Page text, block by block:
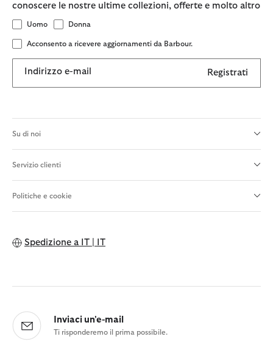
conoscere le nostre ultime collezioni, offerte e molto altro
Uomo Donna
Acconsento a ricevere aggiornamenti da Barbour.
Indirizzo e-mail Registrati
Su di noi
Servizio clienti
Politiche e cookie
Spedizione a IT | IT
Inviaci un'e-mail
Ti risponderemo il prima possibile.